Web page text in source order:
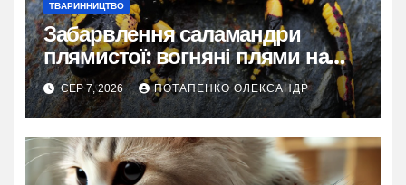
ТВАРИННИЦТВО
Забарвлення саламандри
плямистої: вогняні плями на
чорному тлі
СЕР 7, 2026 ПОТАПЕНКО ОЛЕКСАНДР